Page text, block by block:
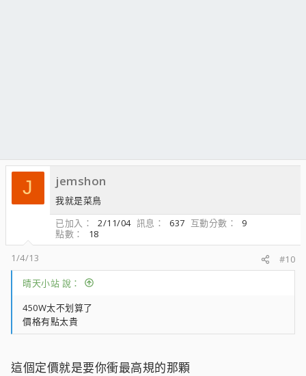
J jemshon
我就是菜鳥
已加入
2/11/04 訊息 637 互動分數
9
點數
18
1/4/13
#10
晴天小站 說：
450W太不划算了
價格有點太貴
這個定價就是要你衝最高規的那顆